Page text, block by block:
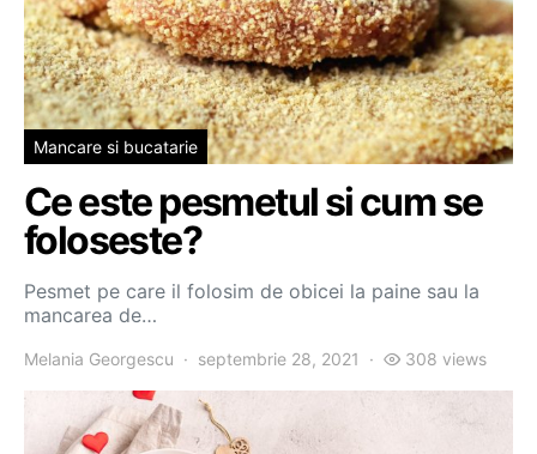
Mancare si bucatarie
Ce este pesmetul si cum se
foloseste?
Pesmet pe care il folosim de obicei la paine sau la
mancarea de…
Melania Georgescu septembrie 28, 2021 308 views